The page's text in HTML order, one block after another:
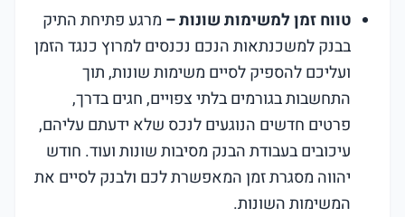
טווח זמן למשימות שונות – מרגע פתיחת התיק
בבנק למשכנתאות הנכם נכנסים למרוץ כנגד הזמן
ועליכם להספיק לסיים משימות שונות, תוך
התחשבות בגורמים בלתי צפויים, חגים בדרך,
פרטים חדשים הנוגעים לנכס שלא ידעתם עליהם,
עיכובים בעבודת הבנק מסיבות שונות ועוד. חודש
יהווה מסגרת זמן המאפשרת לכם ולבנק לסיים את
המשימות השונות.